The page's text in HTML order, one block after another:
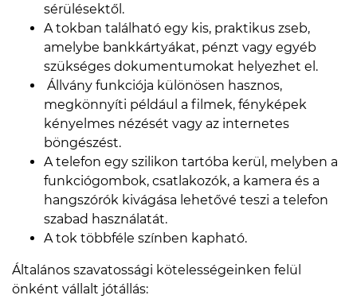
sérülésektől.
A tokban található egy kis, praktikus zseb,
amelybe bankkártyákat, pénzt vagy egyéb
szükséges dokumentumokat helyezhet el.
Állvány funkciója különösen hasznos,
megkönnyíti például a filmek, fényképek
kényelmes nézését vagy az internetes
böngészést.
A telefon egy szilikon tartóba kerül, melyben a
funkciógombok, csatlakozók, a kamera és a
hangszórók kivágása lehetővé teszi a telefon
szabad használatát.
A tok többféle színben kapható.
Általános szavatossági kötelességeinken felül
önként vállalt jótállás: